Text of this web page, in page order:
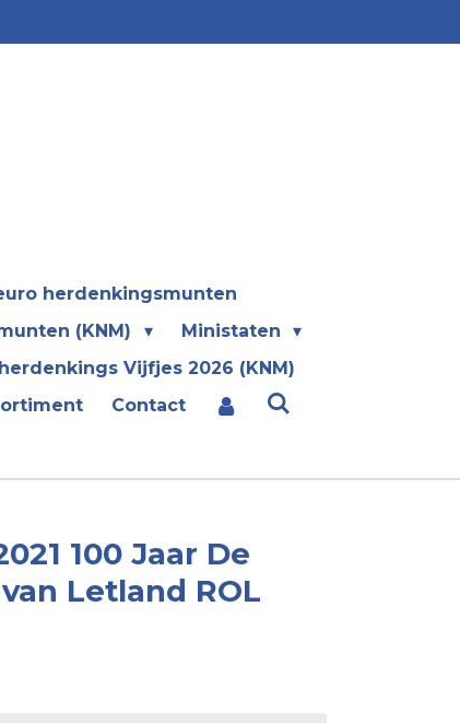
herdenkingsmunten
(KNM)
Ministaten
Vijfjes 2026 (KNM)
Contact
100 Jaar De
Letland ROL